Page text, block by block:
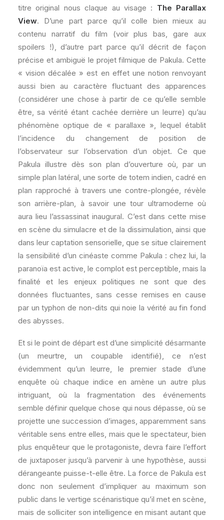
titre original nous claque au visage : The Parallax
View. D’une part parce qu’il colle bien mieux au
contenu narratif du film (voir plus bas, gare aux
spoilers !), d’autre part parce qu’il décrit de façon
précise et ambiguë le projet filmique de Pakula. Cette
« vision décalée » est en effet une notion renvoyant
aussi bien au caractère fluctuant des apparences
(considérer une chose à partir de ce qu’elle semble
être, sa vérité étant cachée derrière un leurre) qu’au
phénomène optique de « parallaxe », lequel établit
l’incidence du changement de position de
l’observateur sur l’observation d’un objet. Ce que
Pakula illustre dès son plan d’ouverture où, par un
simple plan latéral, une sorte de totem indien, cadré en
plan rapproché à travers une contre-plongée, révèle
son arrière-plan, à savoir une tour ultramoderne où
aura lieu l’assassinat inaugural. C’est dans cette mise
en scène du simulacre et de la dissimulation, ainsi que
dans leur captation sensorielle, que se situe clairement
la sensibilité d’un cinéaste comme Pakula : chez lui, la
paranoïa est active, le complot est perceptible, mais la
finalité et les enjeux politiques ne sont que des
données fluctuantes, sans cesse remises en cause
par un typhon de non-dits qui noie la vérité au fin fond
des abysses.
Et si le point de départ est d’une simplicité désarmante
(un meurtre, un coupable identifié), ce n’est
évidemment qu’un leurre, le premier stade d’une
enquête où chaque indice en amène un autre plus
intriguant, où la fragmentation des événements
semble définir quelque chose qui nous dépasse, où se
projette une succession d’images, apparemment sans
véritable sens entre elles, mais que le spectateur, bien
plus enquêteur que le protagoniste, devra faire l’effort
de juxtaposer jusqu’à parvenir à une hypothèse, aussi
dérangeante puisse-t-elle être. La force de Pakula est
donc non seulement d’impliquer au maximum son
public dans le vertige scénaristique qu’il met en scène,
mais de solliciter son intelligence en misant autant que